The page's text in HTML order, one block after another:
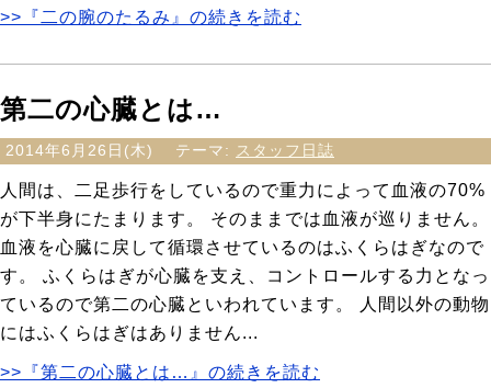
>>『二の腕のたるみ』の続きを読む
第二の心臓とは…
2014年6月26日(木) テーマ: スタッフ日誌
人間は、二足歩行をしているので重力によって血液の70%
が下半身にたまります。 そのままでは血液が巡りません。
血液を心臓に戻して循環させているのはふくらはぎなので
す。 ふくらはぎが心臓を支え、コントロールする力となっ
ているので第二の心臓といわれています。 人間以外の動物
にはふくらはぎはありません...
>>『第二の心臓とは…』の続きを読む